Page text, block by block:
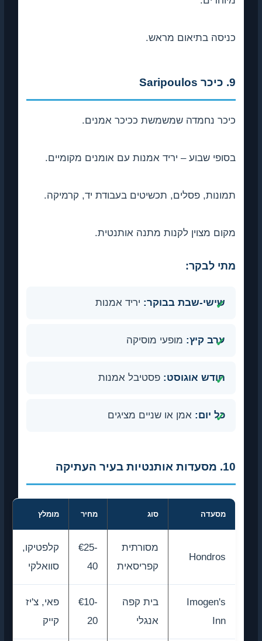
כניסה בתיאום מראש.
9. כיכר Saripoulos
כיכר נחמדה שמשמשת ככיכר אמנים.
בסופי שבוע – יריד אמנות עם אומנים מקומיים.
תמונות, פסלים, תכשיטים בעבודת יד, קרמיקה.
מקום מצוין לקנות מתנה אותנטית.
מתי לבקר:
שישי-שבת בבוקר: יריד אמנות
ערב קיץ: מופעי מוסיקה
חודש אוגוסט: פסטיבל אמנות
כל יום: אמן או שניים מציגים
10. מסעדות אותנטיות בעיר העתיקה
מסעדה סוג מחיר מומלץ
Hondros
מסורתית
קפריסאית
€25-
40
קלפטיקו,
סוואלקי
Imogen's
Inn
בית קפה
אנגלי
€10-
20
פאי, צ'יז
קייק